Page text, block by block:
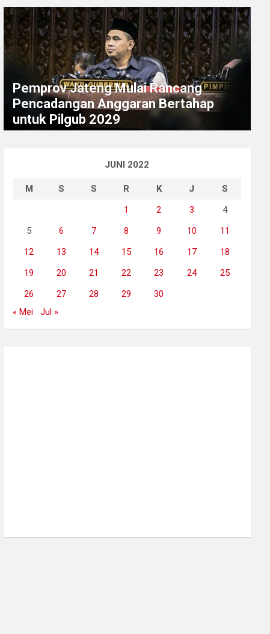
Pemprov Jateng Mulai Rancang
Pencadangan Anggaran Bertahap
untuk Pilgub 2029
JUNI 2022
M S S R K J
S
1
2 3
4
5
6 7 8 9 10
11
12
13 14 15 16 17
18
19
20 21 22 23 24
25
26
27 28 29
30
« Mei
Jul »